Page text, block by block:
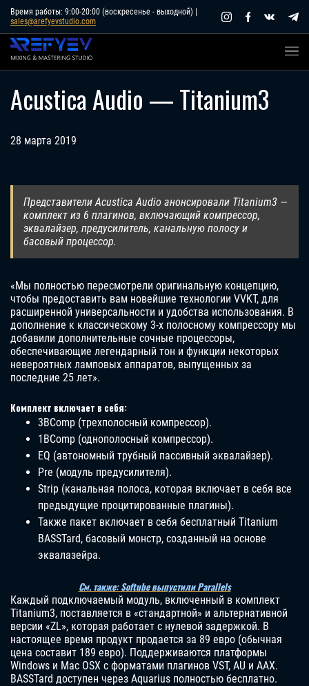
Skip
content
Время работы: 9:00-20:00 (воскресенье - выходной) |
sales@arefyevstudio.com
Acustica Audio — Titanium3
28 марта 2019
Представители Acustica Audio анонсировали Titanium3 —
комплект из 6 плагинов, включающий компрессор,
эквалайзер, предусилитель, канальную полосу и
басовый процессор.
«Мы полностью пересмотрели оригинальную концепцию,
чтобы предоставить вам новейшие технологии VVKT, для
расширенной универсальности и удобства использования. В
дополнение к классическому 3-х полосному компрессору мы
добавили дополнительные сочные процессоры,
обеспечивающие легендарный тон и функции некоторых
невероятных ламповых аппаратов, выпущенных за
последние 25 лет».
Комплект включает в себя:
3BComp (трехполосный компрессор).
1BComp (однополосный компрессор).
EQ (автономный трубный пассивный эквалайзер).
Pre (модуль предусилителя).
Strip (канальная полоса, которая включает в себя все
предыдущие процитированные плагины).
Также пакет включает в себя бесплатный Titanium
BASSTard, басовый монстр, созданный на основе
эквалазейра.
См. также: Softube выпустили Parallels
Каждый подключаемый модуль, включенный в комплект
Titanium3, поставляется в «стандартной» и альтернативной
версии «ZL», которая работает с нулевой задержкой. В
настоящее время продукт продается за 89 евро (обычная
цена составит 189 евро). Поддерживаются платформы
Windows и Mac OSX с форматами плагинов VST, AU и AAX.
BASSTard доступен через Aquarius полностью бесплатно.